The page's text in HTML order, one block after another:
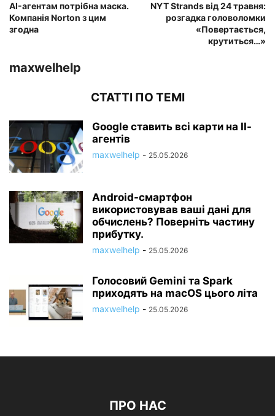
AI-агентам потрібна маска.
Компанія Norton з цим
згодна
NYT Strands від 24 травня:
розгадка головоломки
«Повертається,
крутиться…»
maxwelhelp
СТАТТІ ПО ТЕМІ
Google ставить всі карти на ІІ-
агентів
maxwelhelp - 25.05.2026
Android-смартфон
використовував ваші дані для
обчислень? Поверніть частину
прибутку.
maxwelhelp - 25.05.2026
Голосовий Gemini та Spark
приходять на macOS цього літа
maxwelhelp - 25.05.2026
ПРО НАС